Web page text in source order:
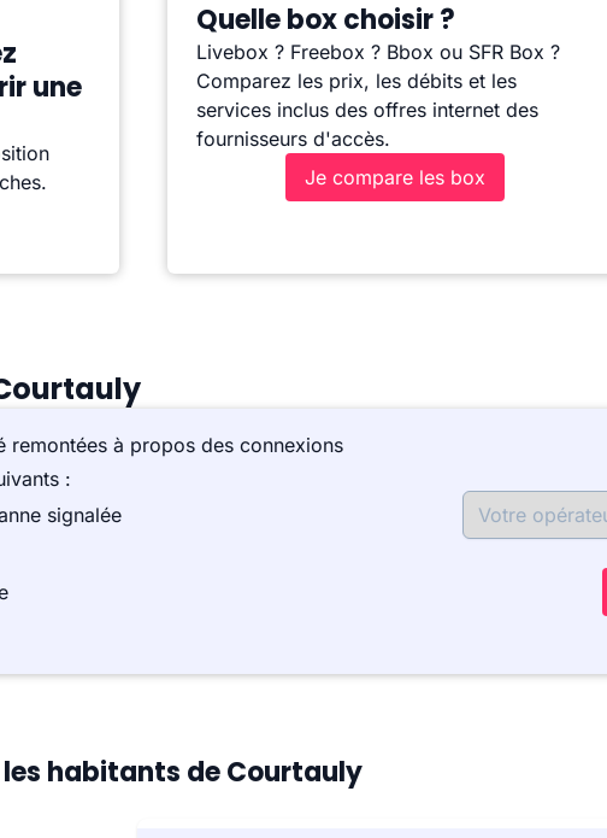
une
Quelle box choisir ?
Livebox ? Freebox ? Bbox ou SFR Box ?
Comparez les prix, les débits et les
services inclus des offres internet des
fournisseurs d'accès.
Je compare les box
à propos des connexions
:
signalée
habitants de Courtauly